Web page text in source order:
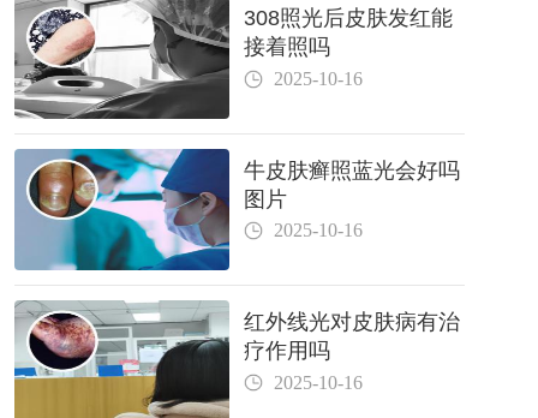
308照光后皮肤发红能
接着照吗
2025-10-16
牛皮肤癣照蓝光会好吗
图片
2025-10-16
红外线光对皮肤病有治
疗作用吗
2025-10-16